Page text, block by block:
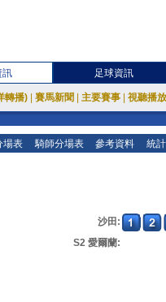
訊 足球資訊
轉播) 賽馬新聞 主要賽事 視聽播
場表 騎師分場表 參考資料 統
沙田:
S2 愛爾蘭: